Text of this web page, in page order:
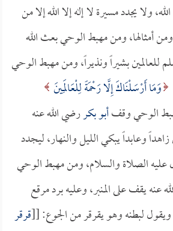
ولا يجدد مسيرة لا إله إلا الله إلا من
أمثالها، ومن مهبط الوحي بعث الله
للعالمين بشيراً ونذيراً، ومن مهبط الوحي
وَمَا أَرْسَلْنَاكَ إِلَّا رَحْمَةً لِلْعَالَمِينَ
أبو بكررضي الله عنه
وعابداً يبكي الليل والنهار، ليجدد
عليه الصلاة والسلام، ومن مهبط الوحي
عنه يقف على المنبر، وعليه برد مرقع
لبطنه وهو يقرقر من الجوع: [[قرقر